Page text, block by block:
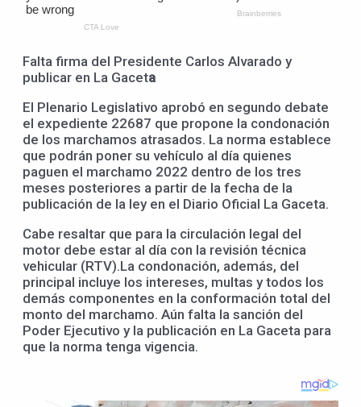
Falta firma del Presidente Carlos Alvarado y
publicar en La Gaceta
El Plenario Legislativo aprobó en segundo debate
el expediente 22687 que propone la condonación
de los marchamos atrasados. La norma establece
que podrán poner su vehículo al día quienes
paguen el marchamo 2022 dentro de los tres
meses posteriores a partir de la fecha de la
publicación de la ley en el Diario Oficial La Gaceta.
Cabe resaltar que para la circulación legal del
motor debe estar al día con la revisión técnica
vehicular (RTV).La condonación, además, del
principal incluye los intereses, multas y todos los
demás componentes en la conformación total del
monto del marchamo. Aún falta la sanción del
Poder Ejecutivo y la publicación en La Gaceta para
que la norma tenga vigencia.